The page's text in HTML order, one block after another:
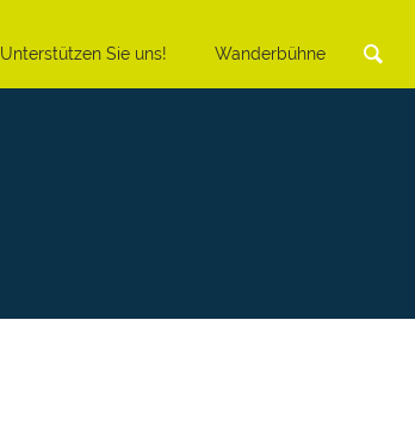
Unterstützen Sie uns! Wanderbühne